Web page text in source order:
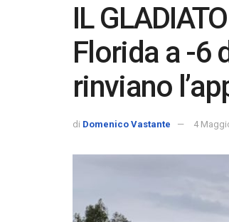
IL
Florida a -6
rinviano
di Domenico Vastante 4